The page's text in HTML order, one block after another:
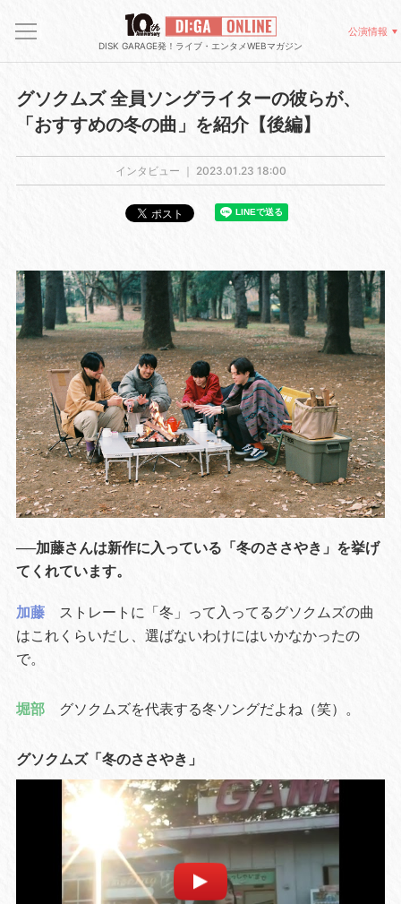
DISK GARAGE発！ライブ・エンタメWEBマガジン
公演情報
グソクムズ 全員ソングライターの彼らが、
「おすすめの冬の曲」を紹介【後編】
インタビュー ｜ 2023.01.23 18:00
──加藤さんは新作に入っている「冬のささやき」を挙げ
てくれています。
加藤
ストレートに「冬」って入ってるグソクムズの曲
はこれくらいだし、選ばないわけにはいかなかったの
で。
堀部 グソクムズを代表する冬ソングだよね（笑）。
グソクムズ「冬のささやき」